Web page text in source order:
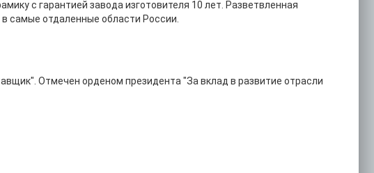
с гарантией завода изготовителя 10 лет. Разветвленная
самые отдаленные области России.
Отмечен орденом президента "За вклад в развитие отрасли